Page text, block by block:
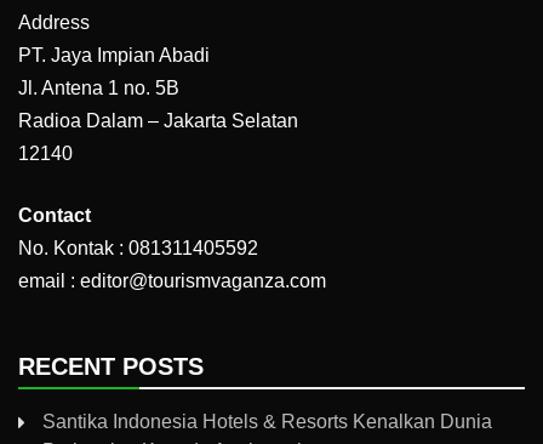
Address
PT. Jaya Impian Abadi
Jl. Antena 1 no. 5B
Radioa Dalam – Jakarta Selatan
12140
Contact
No. Kontak : 081311405592
email : editor@tourismvaganza.com
RECENT POSTS
Santika Indonesia Hotels & Resorts Kenalkan Dunia